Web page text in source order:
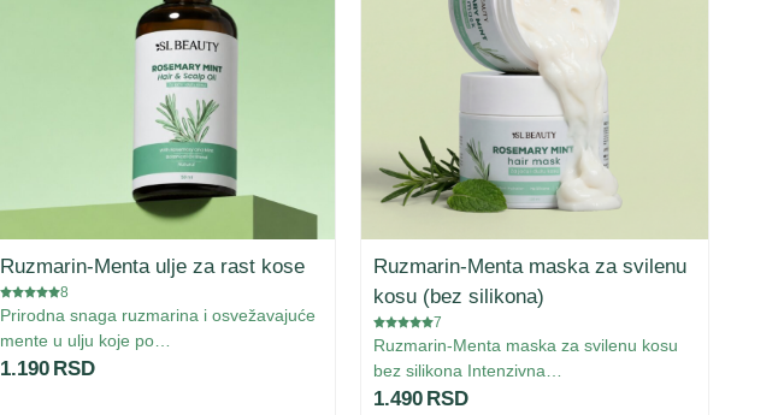
Ruzmarin-Menta ulje za rast kose
8
Prirodna snaga ruzmarina i osvežavajuće
mente u ulju koje po…
1.190 RSD
Ruzmarin-Menta maska za svilenu
kosu (bez silikona)
7
Ruzmarin-Menta maska za svilenu kosu
bez silikona Intenzivna…
1.490 RSD